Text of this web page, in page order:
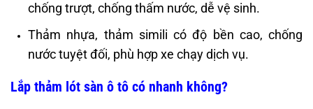
chống trượt, chống thấm nước, dễ vệ sinh.
Thảm nhựa, thảm simili có độ bền cao, chống
nước tuyệt đối, phù hợp xe chạy dịch vụ.
Lắp thảm lót sàn ô tô có nhanh không?